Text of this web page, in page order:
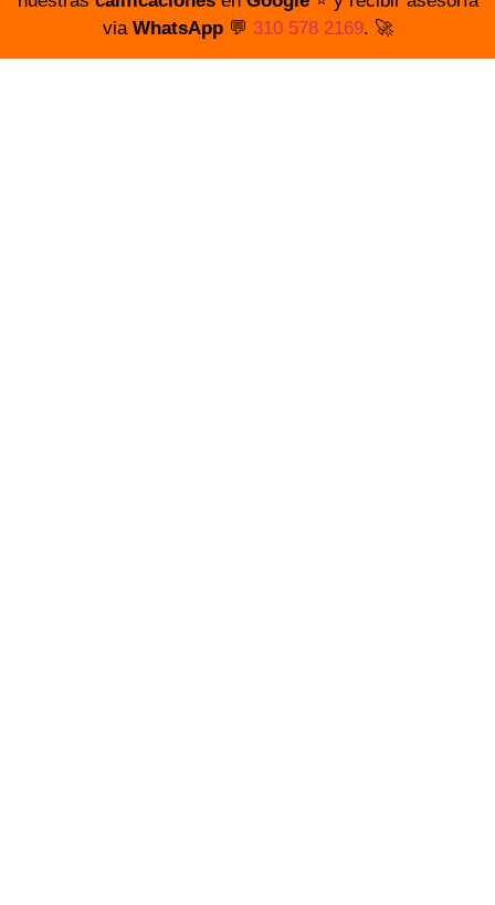
via WhatsApp💬 310 578 2169. 🚀